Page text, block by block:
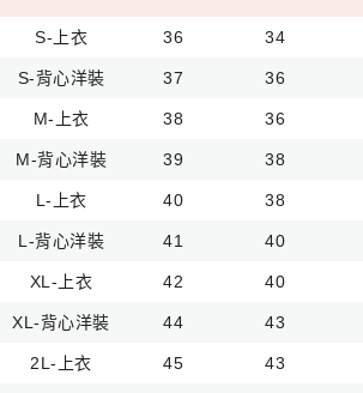
S-上衣 36 34
S-背心洋裝 37 36
M-上衣 38 36
M-背心洋裝 39 38
L-上衣 40 38
L-背心洋裝 41 40
XL-上衣 42 40
XL-背心洋裝 44 43
2L-上衣 45 43